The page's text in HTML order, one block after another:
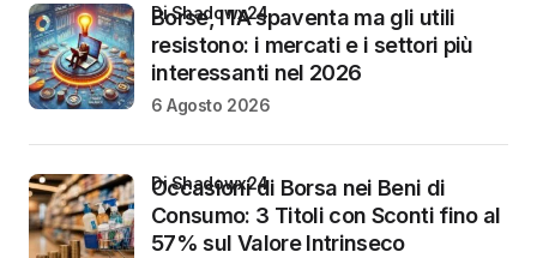
Borse, l’IA spaventa ma gli utili
resistono: i mercati e i settori più
interessanti nel 2026
di Shadowx24
6 Agosto 2026
Occasioni di Borsa nei Beni di
Consumo: 3 Titoli con Sconti fino al
57% sul Valore Intrinseco
di Shadowx24